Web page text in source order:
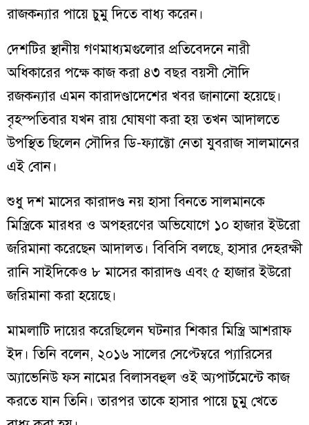
রাজকন্যার পায়ে চুমু দিতে বাধ্য করেন।
দেশটির স্থানীয় গণমাধ্যমগুলোর প্রতিবেদনে নারী
অধিকারের পক্ষে কাজ করা ৪৩ বছর বয়সী সৌদি
রজকন্যার এমন কারাদণ্ডাদেশের খবর জানানো হয়েছে।
বৃহস্পতিবার যখন রায় ঘোষণা করা হয় তখন আদালতে
উপস্থিত ছিলেন সৌদির ডি-ফ্যাক্টো নেতা যুবরাজ সালমানের
এই বোন।
শুধু দশ মাসের কারাদণ্ড নয় হাসা বিনতে সালমানকে
মিস্ত্রিকে মারধর ও অপহরণের অভিযোগে ১০ হাজার ইউরো
জরিমানা করেছেন আদালত। বিবিসি বলছে, হাসার দেহরক্ষী
রানি সাইদিকেও ৮ মাসের কারাদণ্ড এবং ৫ হাজার ইউরো
জরিমানা করা হয়েছে।
মামলাটি দায়ের করেছিলেন ঘটনার শিকার মিস্ত্রি আশরাফ
ইদ। তিনি বলেন, ২০১৬ সালের সেপ্টেম্বরে প্যারিসের
অ্যাভেনিউ ফস নামের বিলাসবহুল ওই অ্যপার্টমেন্টে কাজ
করতে যান তিনি। তারপর তাকে হাসার পায়ে চুমু খেতে